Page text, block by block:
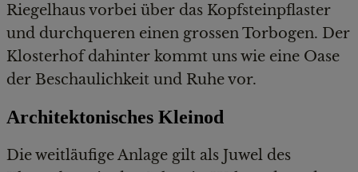
Riegelhaus vorbei über das Kopfsteinpflaster
und durchqueren einen grossen Torbogen. Der
Klosterhof dahinter kommt uns wie eine Oase
der Beschaulichkeit und Ruhe vor.
Architektonisches Kleinod
Die weitläufige Anlage gilt als Juwel des